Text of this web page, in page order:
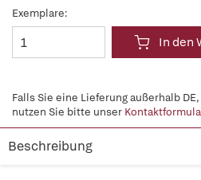
Exemplare:
In den
Falls Sie eine Lieferung außerhalb
nutzen Sie bitte unser
Beschreibung